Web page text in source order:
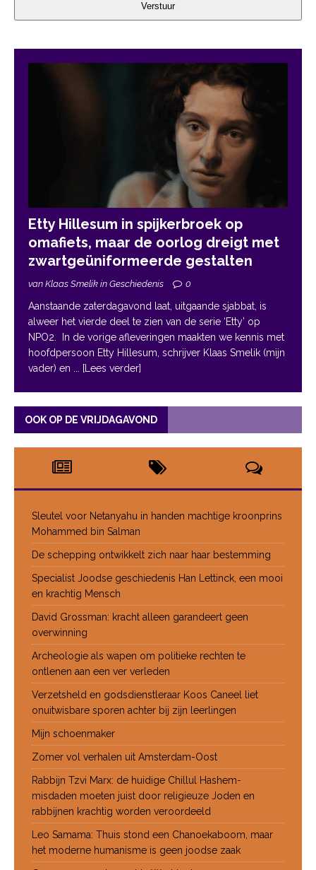
Verstuur
Etty Hillesum in spijkerbroek op
omafiets, maar de oorlog dreigt met
zwartgeüniformeerde gestalten
van Klaas Smelik in Geschiedenis 0
Aanstaande zaterdagavond laat, uitgaande sjabbat, is
alweer het vierde deel te zien van de serie ‘Etty’ op
NPO2. In de vorige afleveringen maakten we kennis met
hoofdpersoon Etty Hillesum, schrijver Klaas Smelik (mijn
vader) en
... [Lees verder]
OOK OP DE VRIJDAGAVOND
Sleutel voor Netanyahu in handen machtige kroonprins
Mohammed bin Salman
De schepping ontwikkelt zich naar haar bestemming
Specialist Joodse geschiedenis Han Lettinck, een mooi
en krachtig Mensch
David Grossman: kracht alleen garandeert geen
overwinning
Archeologie als wapen om politieke rechten te
ontlenen aan een ver verleden
Verzetsheld en godsdienstleraar Koos Caneel liet
onuitwisbare sporen achter bij zijn leerlingen
Mijn schoenmaker
Zomer vol verhalen uit Amsterdam-Oost
Rabbijn Tzvi Marx: de huidige Chillul Hashem-
misdaden moeten juist door religieuze Joden en
rabbijnen krachtig worden veroordeeld
Leo Samama: Thuis stond een Chanoekaboom, maar
het moderne humanisme is geen joodse zaak